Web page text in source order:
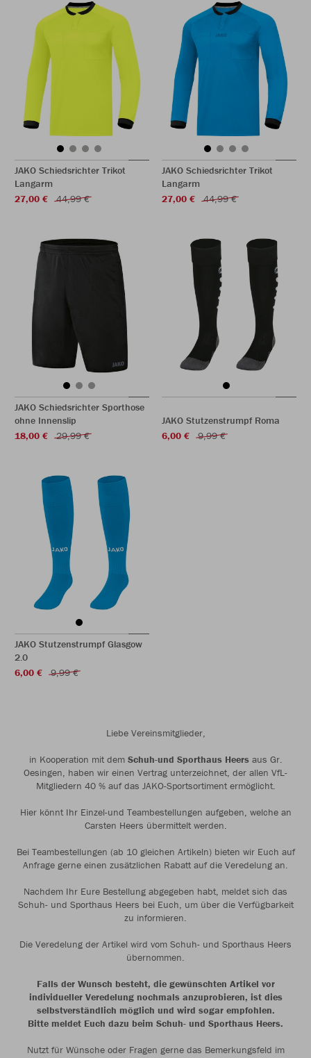
JAKO Schiedsrichter Trikot
Langarm
27,00 €
44,99 €
JAKO Schiedsrichter Trikot
Langarm
27,00 €
44,99 €
JAKO Schiedsrichter Sporthose
ohne Innenslip
18,00 €
29,99 €
JAKO Stutzenstrumpf Roma
6,00 €
9,99 €
JAKO Stutzenstrumpf Glasgow
2.0
6,00 €
9,99 €
Liebe Vereinsmitglieder,
in Kooperation mit dem Schuh-und Sporthaus Heersaus Gr.
Oesingen, haben wir einen Vertrag unterzeichnet, der allen VfL-
Mitgliedern 40 % auf das JAKO-Sportsortiment ermöglicht.
Hier könnt Ihr Einzel-und Teambestellungen aufgeben, welche an
Carsten Heers übermittelt werden.
Bei Teambestellungen (ab 10 gleichen Artikeln) bieten wir Euch auf
Anfrage gerne einen zusätzlichen Rabatt auf die Veredelung an.
Nachdem Ihr Eure Bestellung abgegeben habt, meldet sich das
Schuh- und Sporthaus Heers bei Euch, um über die Verfügbarkeit
zu informieren.
Die Veredelung der Artikel wird vom Schuh- und Sporthaus Heers
übernommen.
Falls der Wunsch besteht, die gewünschten Artikel vor
individueller Veredelung nochmals anzuprobieren, ist dies
selbstverständlich möglich und wird sogar empfohlen.
Bitte meldet Euch dazu beim Schuh- und Sporthaus Heers.
Nutzt für Wünsche oder Fragen gerne das Bemerkungsfeld im